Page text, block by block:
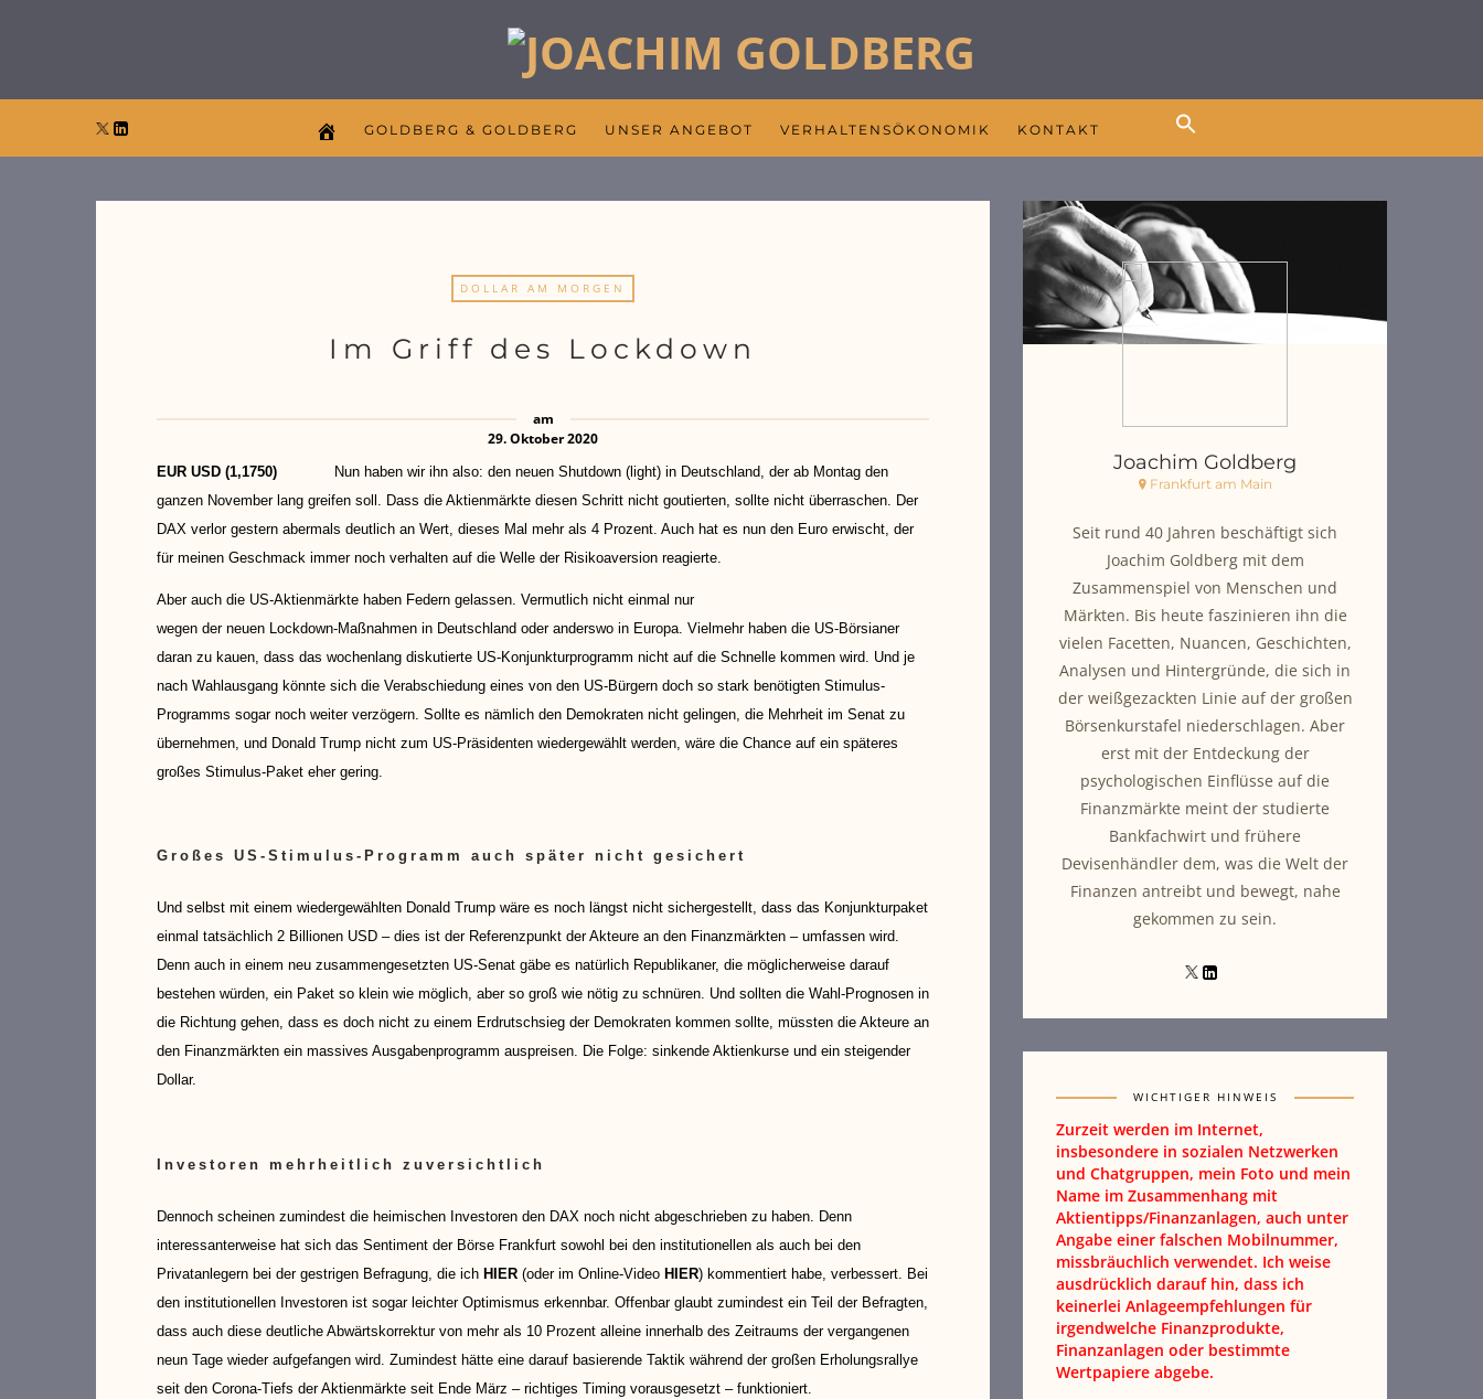
GOLDBERG & GOLDBERG UNSER ANGEBOT VERHALTENSÖKONOMIK KONTAKT
DOLLAR AM MORGEN
Im Griff des Lockdown
am
29. Oktober 2020
EUR USD (1,1750) Nun haben wir ihn also: den neuen Shutdown (light) in Deutschland, der ab Montag den
ganzen November lang greifen soll. Dass die Aktienmärkte diesen Schritt nicht goutierten, sollte nicht überraschen. Der
DAX verlor gestern abermals deutlich an Wert, dieses Mal mehr als 4 Prozent. Auch hat es nun den Euro erwischt, der
für meinen Geschmack immer noch verhalten auf die Welle der Risikoaversion reagierte.
Aber auch die US-Aktienmärkte haben Federn gelassen. Vermutlich nicht einmal nur
wegen der neuen Lockdown-Maßnahmen in Deutschland oder anderswo in Europa. Vielmehr haben die US-Börsianer
daran zu kauen, dass das wochenlang diskutierte US-Konjunkturprogramm nicht auf die Schnelle kommen wird. Und je
nach Wahlausgang könnte sich die Verabschiedung eines von den US-Bürgern doch so stark benötigten Stimulus-
Programms sogar noch weiter verzögern. Sollte es nämlich den Demokraten nicht gelingen, die Mehrheit im Senat zu
übernehmen, und Donald Trump nicht zum US-Präsidenten wiedergewählt werden, wäre die Chance auf ein späteres
großes Stimulus-Paket eher gering.
Großes US-Stimulus-Programm auch später nicht gesichert
Und selbst mit einem wiedergewählten Donald Trump wäre es noch längst nicht sichergestellt, dass das Konjunkturpaket
einmal tatsächlich 2 Billionen USD – dies ist der Referenzpunkt der Akteure an den Finanzmärkten – umfassen wird.
Denn auch in einem neu zusammengesetzten US-Senat gäbe es natürlich Republikaner, die möglicherweise darauf
bestehen würden, ein Paket so klein wie möglich, aber so groß wie nötig zu schnüren. Und sollten die Wahl-Prognosen in
die Richtung gehen, dass es doch nicht zu einem Erdrutschsieg der Demokraten kommen sollte, müssten die Akteure an
den Finanzmärkten ein massives Ausgabenprogramm auspreisen. Die Folge: sinkende Aktienkurse und ein steigender
Dollar.
Investoren mehrheitlich zuversichtlich
Dennoch scheinen zumindest die heimischen Investoren den DAX noch nicht abgeschrieben zu haben. Denn
interessanterweise hat sich das Sentiment der Börse Frankfurt sowohl bei den institutionellen als auch bei den
Privatanlegern bei der gestrigen Befragung, die ich HIER (oder im Online-Video HIER) kommentiert habe, verbessert. Bei
den institutionellen Investoren ist sogar leichter Optimismus erkennbar. Offenbar glaubt zumindest ein Teil der Befragten,
dass auch diese deutliche Abwärtskorrektur von mehr als 10 Prozent alleine innerhalb des Zeitraums der vergangenen
neun Tage wieder aufgefangen wird. Zumindest hätte eine darauf basierende Taktik während der großen Erholungsrallye
seit den Corona-Tiefs der Aktienmärkte seit Ende März – richtiges Timing vorausgesetzt – funktioniert.
Joachim Goldberg
Frankfurt am Main
Seit rund 40 Jahren beschäftigt sich
Joachim Goldberg mit dem
Zusammenspiel von Menschen und
Märkten. Bis heute faszinieren ihn die
vielen Facetten, Nuancen, Geschichten,
Analysen und Hintergründe, die sich in
der weißgezackten Linie auf der großen
Börsenkurstafel niederschlagen. Aber
erst mit der Entdeckung der
psychologischen Einflüsse auf die
Finanzmärkte meint der studierte
Bankfachwirt und frühere
Devisenhändler dem, was die Welt der
Finanzen antreibt und bewegt, nahe
gekommen zu sein.
WICHTIGER HINWEIS
Zurzeit werden im Internet,
insbesondere in sozialen Netzwerken
und Chatgruppen, mein Foto und mein
Name im Zusammenhang mit
Aktientipps/Finanzanlagen, auch unter
Angabe einer falschen Mobilnummer,
missbräuchlich verwendet. Ich weise
ausdrücklich darauf hin, dass ich
keinerlei Anlageempfehlungen für
irgendwelche Finanzprodukte,
Finanzanlagen oder bestimmte
Wertpapiere abgebe.